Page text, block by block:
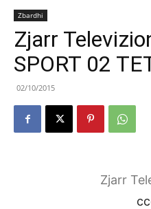
Zbardhi
Zjarr
SPORT 02
02/10/2015
Zjarr